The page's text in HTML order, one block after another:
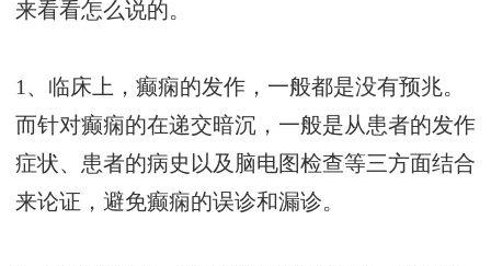
来看看怎么说的。
1、临床上，癫痫的发作，一般都是没有预兆。
而针对癫痫的在递交暗沉，一般是从患者的发作
症状、患者的病史以及脑电图检查等三方面结合
来论证，避免癫痫的误诊和漏诊。